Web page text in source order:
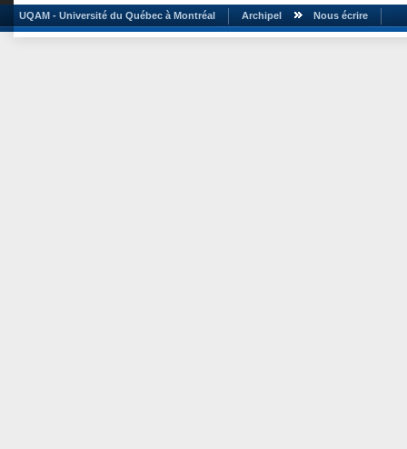
UQAM - Université du Québec à Montréal Archipel Nous écrire